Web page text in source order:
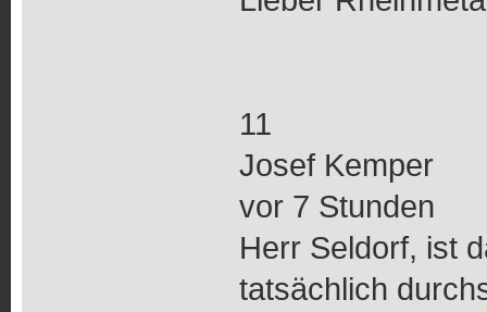
11
Josef Kemper
vor 7 Stunden
Herr Seldorf, ist
tatsächlich